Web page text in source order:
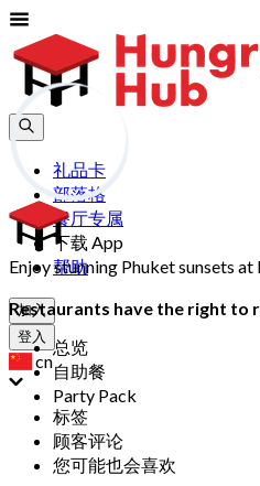
礼品卡
部落格
餐厅专属
下载 App
帮助
加入
登入
cn
Enjoy stunning Phuket sunsets
Restaurants have the right to
总览
自助餐
Party Pack
标签
顾客评论
您可能也会喜欢